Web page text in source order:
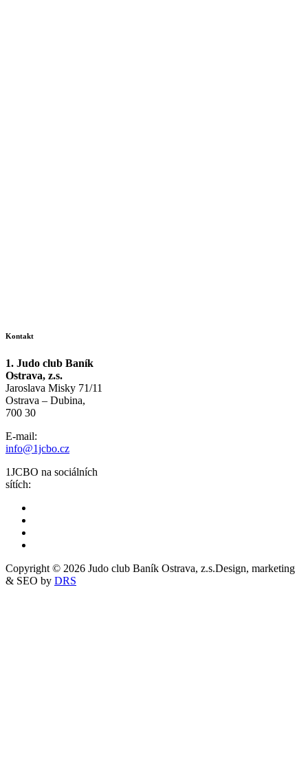
Kontakt
1. Judo club Baník
Ostrava, z.s.
Jaroslava Misky 71/11
Ostrava – Dubina,
700 30
E-mail:
info@1jcbo.cz
1JCBO na sociálních
sítích:
Copyright © 2026 Judo club Baník Ostrava, z.s.Design, marketing
& SEO by DRS